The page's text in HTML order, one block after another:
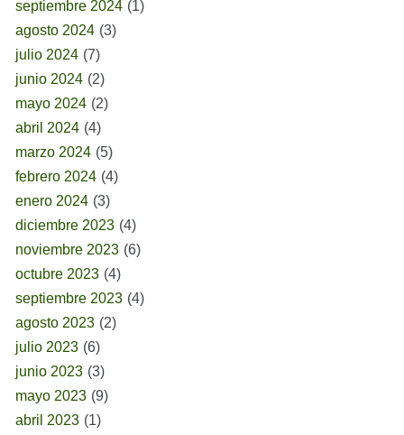
septiembre 2024 (1)
agosto 2024 (3)
julio 2024 (7)
junio 2024 (2)
mayo 2024 (2)
abril 2024 (4)
marzo 2024 (5)
febrero 2024 (4)
enero 2024 (3)
diciembre 2023 (4)
noviembre 2023 (6)
octubre 2023 (4)
septiembre 2023 (4)
agosto 2023 (2)
julio 2023 (6)
junio 2023 (3)
mayo 2023 (9)
abril 2023 (1)